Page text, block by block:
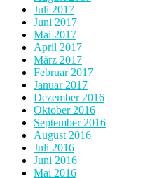
Juli 2017
Juni 2017
Mai 2017
April 2017
März 2017
Februar 2017
Januar 2017
Dezember 2016
Oktober 2016
September 2016
August 2016
Juli 2016
Juni 2016
Mai 2016